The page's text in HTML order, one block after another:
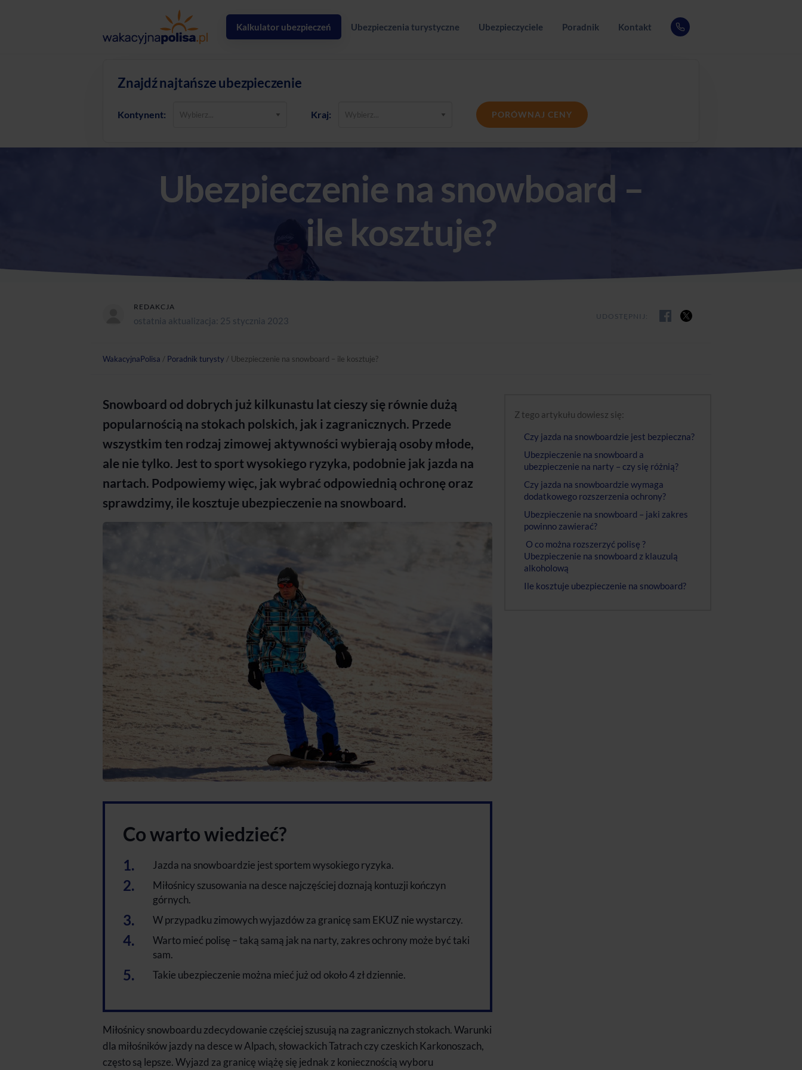
Kalkulator ubezpieczeń Ubezpieczenia turystyczne Ubezpieczyciele Poradnik Kontakt
Znajdź najtańsze ubezpieczenie
Kontynent: Kraj: PORÓWNAJ CENY
Ubezpieczenie na snowboard –
ile kosztuje?
REDAKCJA
ostatnia aktualizacja: 25 stycznia 2023 UDOSTĘPNIJ:
WakacyjnaPolisa / Poradnik turysty / Ubezpieczenie na snowboard – ile kosztuje?
Snowboard od dobrych już kilkunastu lat cieszy się równie dużą
popularnością na stokach polskich, jak i zagranicznych. Przede
wszystkim ten rodzaj zimowej aktywności wybierają osoby młode,
ale nie tylko. Jest to sport wysokiego ryzyka, podobnie jak jazda na
nartach. Podpowiemy więc, jak wybrać odpowiednią ochronę oraz
sprawdzimy, ile kosztuje ubezpieczenie na snowboard.
Co warto wiedzieć?
Jazda na snowboardzie jest sportem wysokiego ryzyka.
Miłośnicy szusowania na desce najczęściej doznają kontuzji kończyn
górnych.
W przypadku zimowych wyjazdów za granicę sam EKUZ nie wystarczy.
Warto mieć polisę – taką samą jak na narty, zakres ochrony może być taki
sam.
Takie ubezpieczenie można mieć już od około 4 zł dziennie.
Miłośnicy snowboardu zdecydowanie częściej szusują na zagranicznych stokach. Warunki
dla miłośników jazdy na desce w Alpach, słowackich Tatrach czy czeskich Karkonoszach,
często są lepsze. Wyjazd za granicę wiążę się jednak z koniecznością wyboru
Z tego artykułu dowiesz się:
Czy jazda na snowboardzie jest bezpieczna?
Ubezpieczenie na snowboard a
ubezpieczenie na narty – czy się różnią?
Czy jazda na snowboardzie wymaga
dodatkowego rozszerzenia ochrony?
Ubezpieczenie na snowboard – jaki zakres
powinno zawierać?
O co można rozszerzyć polisę ?
Ubezpieczenie na snowboard z klauzulą
alkoholową
Ile kosztuje ubezpieczenie na snowboard?